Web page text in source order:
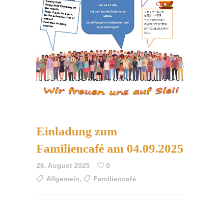
Einladung zum
Familiencafé am 04.09.2025
26. August 2025
0
Allgemein, Familiencafé